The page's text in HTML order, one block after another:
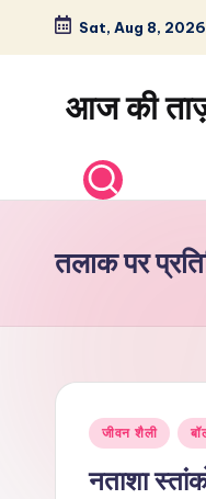
Skip
content
Sat, Aug 8, 2026
आज की
–
और
विश्व
तलाक पर
Posted
जीवन शैली
नताशा